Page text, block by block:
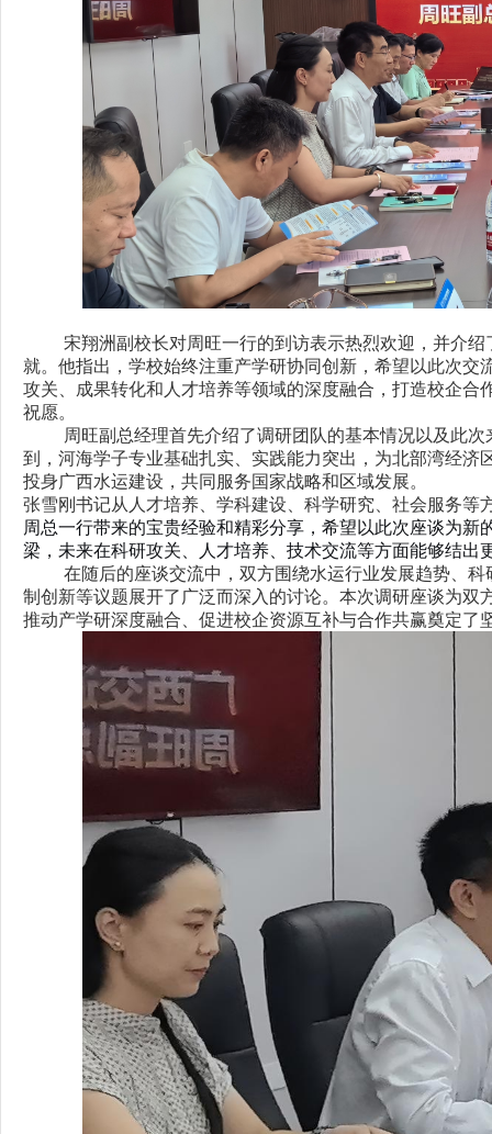
宋翔洲副校长对周旺一行的到访表示热烈欢迎，并介
就。他指出，学校始终注重产学研协同创新，希望以此次
攻关、成果转化和人才培养等领域的深度融合，打造校企
祝愿。
周旺副总经理首先介绍了调研团队的基本情况以及此
到，河海学子专业基础扎实、实践能力突出，为北部湾经
投身广西水运建设，共同服务国家战略和区域发展。
张雪刚书记从人才培养、学科建设、科学研究、社会服务等
周总一行带来的宝贵经验和精彩分享，希望以此次座谈为
梁，未来在科研攻关、人才培养、技术交流等方面能够结出
在随后的座谈交流中，双方围绕水运行业发展趋势、
制创新等议题展开了广泛而深入的讨论。本次调研座谈为
推动产学研深度融合、促进校企资源互补与合作共赢奠定了